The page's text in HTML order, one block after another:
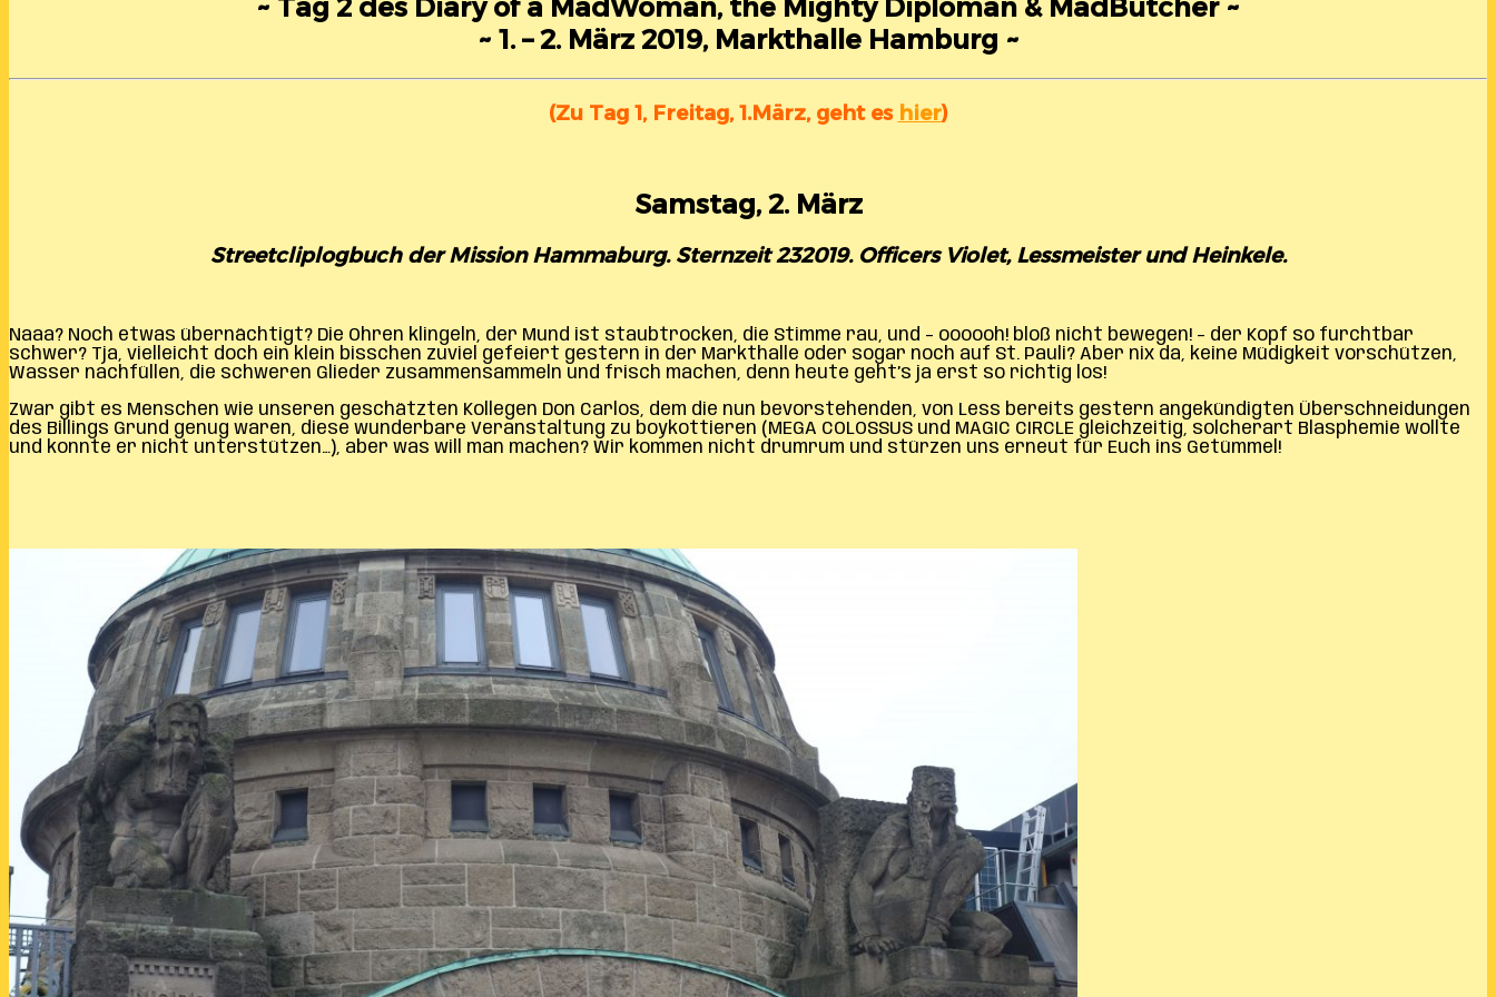
~ Tag 2 des Diary of a MadWoman, the Mighty Diplomän & MadButcher ~
~ 1. – 2. März 2019, Markthalle Hamburg ~
(Zu Tag 1, Freitag, 1.März, geht es hier)
Samstag, 2. März
Streetcliplogbuch der Mission Hammaburg. Sternzeit 232019. Officers Violet, Lessmeister und Heinkele.
Naaa? Noch etwas übernächtigt? Die Ohren klingeln, der Mund ist staubtrocken, die Stimme rau, und – oooooh! bloß nicht bewegen! – der Kopf so furchtbar
schwer? Tja, vielleicht doch ein klein bisschen zuviel gefeiert gestern in der Markthalle oder sogar noch auf St. Pauli? Aber nix da, keine Müdigkeit vorschützen,
Wasser nachfüllen, die schweren Glieder zusammensammeln und frisch machen, denn heute geht’s ja erst so richtig los!
Zwar gibt es Menschen wie unseren geschätzten Kollegen Don Carlos, dem die nun bevorstehenden, von Less bereits gestern angekündigten Überschneidungen
des Billings Grund genug waren, diese wunderbare Veranstaltung zu boykottieren (MEGA COLOSSUS und MAGIC CIRCLE gleichzeitig, solcherart Blasphemie wollte
und konnte er nicht unterstützen…), aber was will man machen? Wir kommen nicht drumrum und stürzen uns erneut für Euch ins Getümmel!